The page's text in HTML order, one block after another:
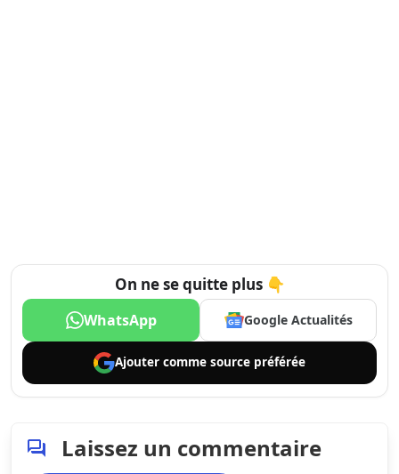
On ne se quitte plus 👇
WhatsApp Google Actualités
Ajouter comme source préférée
Laissez un commentaire